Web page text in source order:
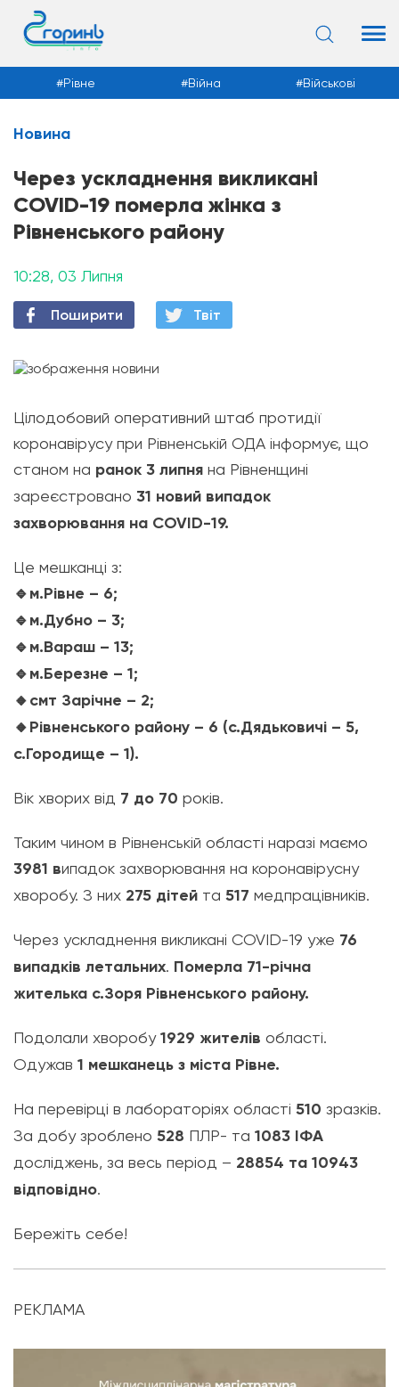
Новини
Рівне Війна Військові
Новина
Через ускладнення викликані
COVID-19 померла жінка з
Рівненського району
10:28, 03 Липня
Поширити Твiт
Цілодобовий оперативний штаб протидії
коронавірусу при Рівненській ОДА інформує, що
станом на ранок 3 липня на Рівненщині
зареєстровано 31 новий випадок
захворювання на COVID-19.
Це мешканці з:
🔹м.Рівне – 6;
🔹м.Дубно – 3;
🔹м.Вараш – 13;
🔹м.Березне – 1;
🔸смт Зарічне – 2;
🔸Рівненського району – 6 (с.Дядьковичі – 5,
с.Городище – 1).
Вік хворих від 7 до 70 років.
Таким чином в Рівненській області наразі маємо
3981 випадок захворювання на коронавірусну
хворобу. З них 275 дітей та 517 медпрацівників.
Через ускладнення викликані COVID-19 уже 76
випадків летальних. Померла 71-річна
жителька с.Зоря Рівненського району.
Подолали хворобу1929 жителів області.
Одужав 1 мешканець з міста Рівне.
На перевірці в лабораторіях області 510 зразків.
За добу зроблено 528 ПЛР- та 1083 ІФА
досліджень, за весь період – 28854 та 10943
відповідно.
Бережіть себе!
РЕКЛАМА